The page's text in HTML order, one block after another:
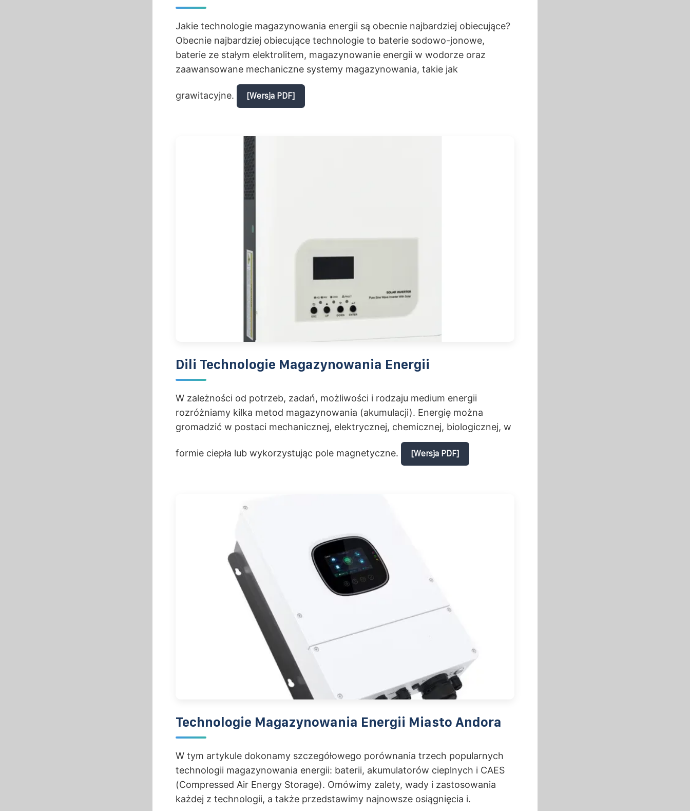
Jakie technologie magazynowania energii są obecnie najbardziej obiecujące?
Obecnie najbardziej obiecujące technologie to baterie sodowo-jonowe,
baterie ze stałym elektrolitem, magazynowanie energii w wodorze oraz
zaawansowane mechaniczne systemy magazynowania, takie jak
grawitacyjne. [Wersja PDF]
Dili Technologie Magazynowania Energii
W zależności od potrzeb, zadań, możliwości i rodzaju medium energii
rozróżniamy kilka metod magazynowania (akumulacji). Energię można
gromadzić w postaci mechanicznej, elektrycznej, chemicznej, biologicznej, w
formie ciepła lub wykorzystując pole magnetyczne. [Wersja PDF]
Technologie Magazynowania Energii Miasto Andora
W tym artykule dokonamy szczegółowego porównania trzech popularnych
technologii magazynowania energii: baterii, akumulatorów cieplnych i CAES
(Compressed Air Energy Storage). Omówimy zalety, wady i zastosowania
każdej z technologii, a także przedstawimy najnowsze osiągnięcia i.